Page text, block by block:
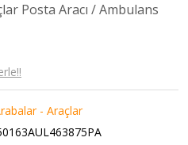
Posta Aracı / Ambulans
- Araçlar